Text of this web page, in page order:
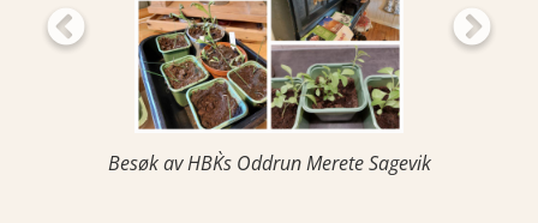
Besøk av HBK`s Oddrun Merete Sagevik